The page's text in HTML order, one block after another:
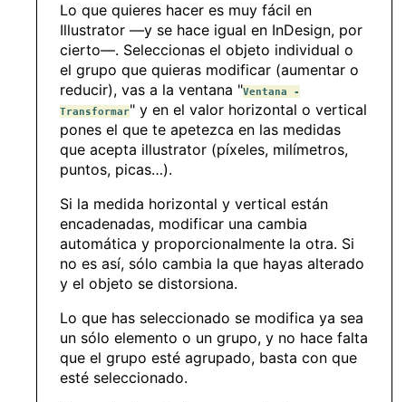
Lo que quieres hacer es muy fácil en
Illustrator —y se hace igual en InDesign, por
cierto—. Seleccionas el objeto individual o
el grupo que quieras modificar (aumentar o
reducir), vas a la ventana "Ventana -
Transformar" y en el valor horizontal o vertical
pones el que te apetezca en las medidas
que acepta illustrator (píxeles, milímetros,
puntos, picas…).
Si la medida horizontal y vertical están
encadenadas, modificar una cambia
automática y proporcionalmente la otra. Si
no es así, sólo cambia la que hayas alterado
y el objeto se distorsiona.
Lo que has seleccionado se modifica ya sea
un sólo elemento o un grupo, y no hace falta
que el grupo esté agrupado, basta con que
esté seleccionado.